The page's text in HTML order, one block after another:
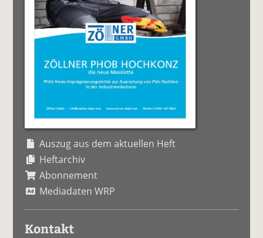
Auszug aus dem aktuellen Heft
Heftarchiv
Abonnement
Mediadaten WRP
Kontakt